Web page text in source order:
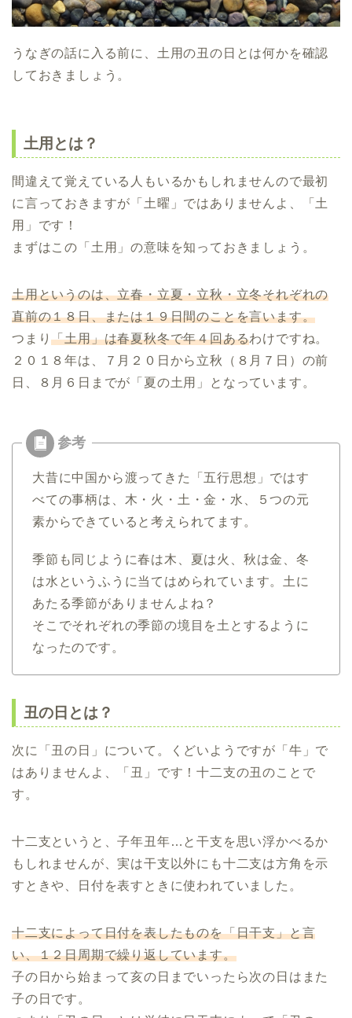
うなぎの話に入る前に、土用の丑の日とは何かを確認
しておきましょう。
土用とは？
間違えて覚えている人もいるかもしれませんので最初
に言っておきますが「土曜」ではありませんよ、「土
用」です！
まずはこの「土用」の意味を知っておきましょう。
土用というのは、立春・立夏・立秋・立冬それぞれの
直前の１８日、または１９日間のことを言います。
つまり「土用」は春夏秋冬で年４回あるわけですね。
２０１８年は、７月２０日から立秋（８月７日）の前
日、８月６日までが「夏の土用」となっています。
大昔に中国から渡ってきた「五行思想」ではす
べての事柄は、木・火・土・金・水、５つの元
素からできていると考えられてます。
季節も同じように春は木、夏は火、秋は金、冬
は水というふうに当てはめられています。土に
あたる季節がありませんよね？
そこでそれぞれの季節の境目を土とするように
なったのです。
丑の日とは？
次に「丑の日」について。くどいようですが「牛」で
はありませんよ、「丑」です！十二支の丑のことで
す。
十二支というと、子年丑年…と干支を思い浮かべるか
もしれませんが、実は干支以外にも十二支は方角を示
すときや、日付を表すときに使われていました。
十二支によって日付を表したものを「日干支」と言
い、１２日周期で繰り返しています。
子の日から始まって亥の日までいったら次の日はまた
子の日です。